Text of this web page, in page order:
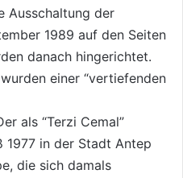
Ausschaltung der
1989 auf den Seiten
danach hingerichtet.
einer “vertiefenden
als “Terzi Cemal”
1977 in der Stadt Antep
die sich damals